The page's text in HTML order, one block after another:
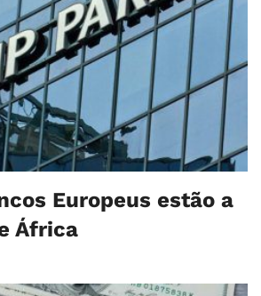
Europeus estão a
África